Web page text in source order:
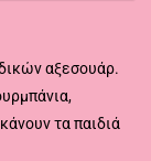
αξεσουάρ.
τα παιδιά